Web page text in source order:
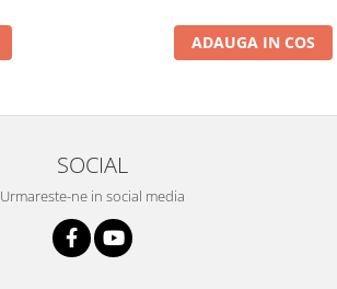
ADAUGA IN COS
SOCIAL
Urmareste-ne in social media